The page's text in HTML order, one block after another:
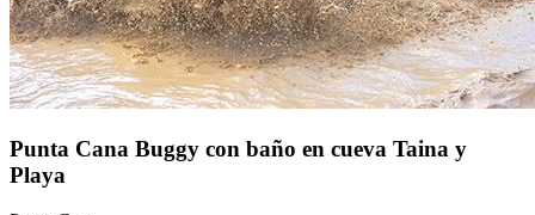
Punta Cana Buggy con baño en cueva Taina y
Playa